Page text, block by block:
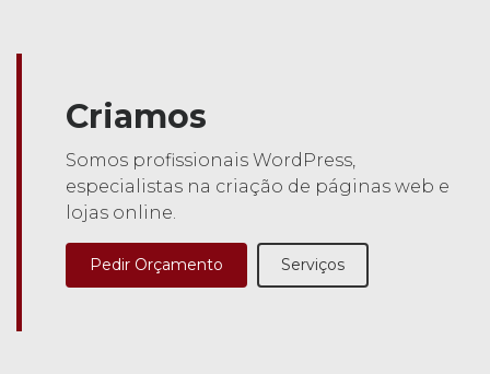
Criamos
Somos profissionais WordPress,
especialistas na criação de páginas web e
lojas online.
Pedir Orçamento Serviços